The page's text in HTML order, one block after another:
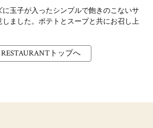
玉子が入ったシンプルで飽きのこないサ
ました。 ポテトとスープと共にお召し上
RESTAURANTトップへ